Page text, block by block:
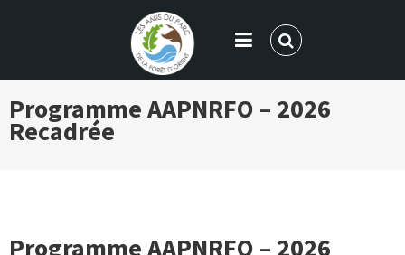
LES AMIS DU PARC DE LA FORÊT
D'ORIENT
Programme AAPNRFO – 2026
Recadrée
Programme AAPNRFO – 2026